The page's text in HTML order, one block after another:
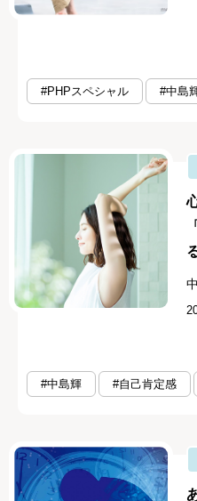
#PHPスペシャル #中島
#中島輝 #自己肯定感